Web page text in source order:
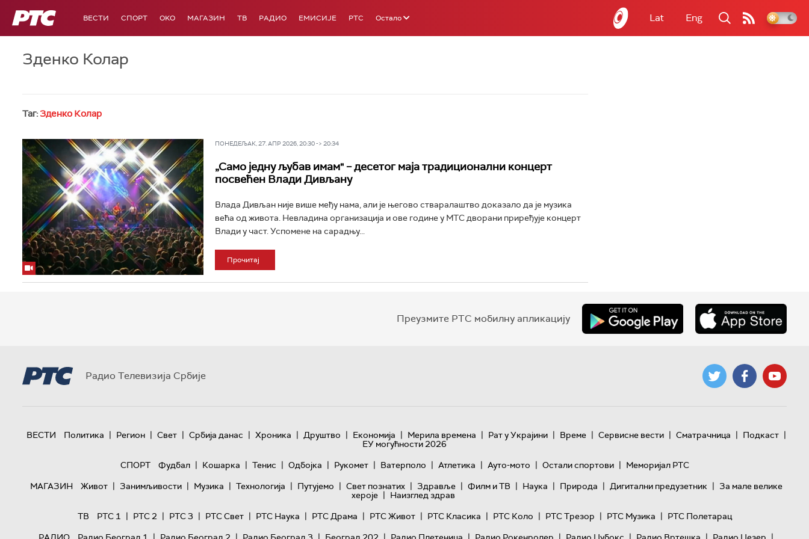
РТС ВЕСТИ СПОРТ OKO МАГАЗИН ТВ РАДИО ЕМИСИЈЕ РТС Остало Lat Eng
Зденко Колар
Таг: Зденко Колар
ПОНЕДЕЉАК, 27. АПР 2026, 20:30 -> 20:34
„Само једну љубав имам" – десетог маја традиционални концерт
посвећен Влади Дивљану
Влада Дивљан није више међу нама, али је његово стваралаштво доказало да је музика
већа од живота. Невладина организација и ове године у МТС дворани приређује концерт
Влади у част. Успомене на сарадњу...
Прочитај
Преузмите РТС мобилну апликацију
Радио Телевизија Србије
ВЕСТИ Политика | Регион | Свет | Србија данас | Хроника | Друштво | Економија | Мерила времена | Рат у Украјини | Време | Сервисне вести | Сматрачница | Подкаст |
ЕУ могућности 2026
СПОРТ
Фудбал | Кошарка | Тенис | Одбојка | Рукомет | Ватерполо | Атлетика | Ауто-мото | Остали спортови | Меморијал РТС
МАГАЗИН
Живот | Занимљивости | Музика | Технологијa | Путујемо | Свет познатих | Здравље | Филм и ТВ | Наука | Природа | Дигитални предузетник | За мале велике
хероје | Наизглед здрав
ТВ
РТС 1 | РТС 2 | РТС 3 | РТС Свет | РТС Наука | РТС Драма | РТС Живот | РТС Класика | РТС Коло | РТС Трезор | РТС Музика | РТС Полетарац